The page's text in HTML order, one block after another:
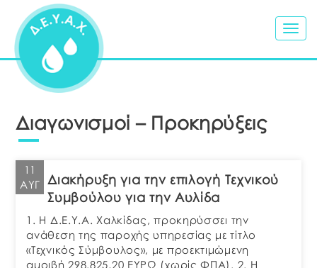
Διαγωνισμοί – Προκηρύξεις
11
ΑΥΓ
Διακήρυξη για την επιλογή Τεχνικού
Συμβούλου για την Αυλίδα
1. Η Δ.Ε.Υ.Α. Χαλκίδας, προκηρύσσει την
ανάθεση της παροχής υπηρεσίας με τίτλο
«Τεχνικός Σύμβουλος», με προεκτιμώμενη
αμοιβή 298.825,20 ΕΥΡΩ (χωρίς ΦΠΑ). 2. Η